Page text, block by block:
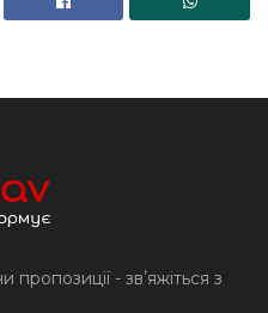
- звʼяжіться з